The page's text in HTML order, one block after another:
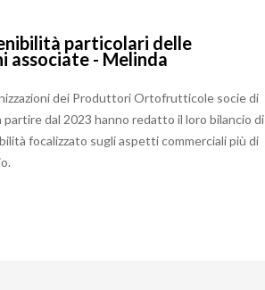
particolari delle
associate - Melinda
dei Produttori Ortofrutticole socie di
partire dal 2023 hanno redatto il loro bilancio di
focalizzato sugli aspetti commerciali più di